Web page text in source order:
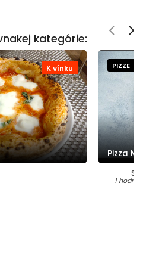
kategórie:
K vínku PIZZE
Pizza
1